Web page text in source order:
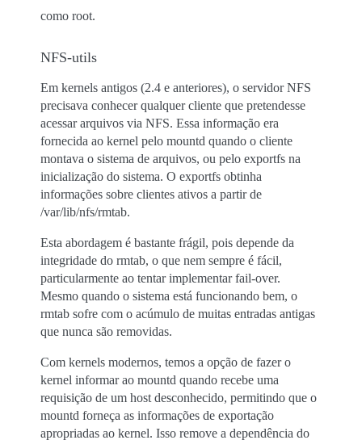
como root.
NFS-utils
Em kernels antigos (2.4 e anteriores), o servidor NFS
precisava conhecer qualquer cliente que pretendesse
acessar arquivos via NFS. Essa informação era
fornecida ao kernel pelo mountd quando o cliente
montava o sistema de arquivos, ou pelo exportfs na
inicialização do sistema. O exportfs obtinha
informações sobre clientes ativos a partir de
/var/lib/nfs/rmtab.
Esta abordagem é bastante frágil, pois depende da
integridade do rmtab, o que nem sempre é fácil,
particularmente ao tentar implementar fail-over.
Mesmo quando o sistema está funcionando bem, o
rmtab sofre com o acúmulo de muitas entradas antigas
que nunca são removidas.
Com kernels modernos, temos a opção de fazer o
kernel informar ao mountd quando recebe uma
requisição de um host desconhecido, permitindo que o
mountd forneça as informações de exportação
apropriadas ao kernel. Isso remove a dependência do